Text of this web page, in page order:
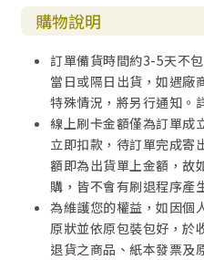
購物說明
訂單備貨時間約3-5天不
當日或隔日出貨，如遇廠
特殊情況，將另行通知。
線上刷卡金額僅為訂單成
立即扣款，待訂單完成寄
額即為出貨單上金額，故
購，皆不會有刷退程序產
為維護您的權益，如因個
原狀並依原包裝包好，於
退貨之商品、紙本發票及